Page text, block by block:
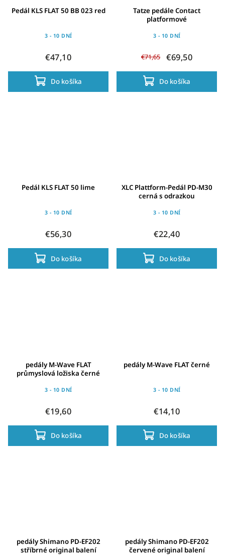
Pedál KLS FLAT 50 BB 023 red
3 - 10 DNÍ
€47,10
Do košíka
Tatze pedále Contact
platformové
3 - 10 DNÍ
€71,65 €69,50
Do košíka
Pedál KLS FLAT 50 lime
3 - 10 DNÍ
€56,30
Do košíka
XLC Plattform-Pedál PD-M30
cerná s odrazkou
3 - 10 DNÍ
€22,40
Do košíka
pedály M-Wave FLAT
průmyslová ložiska černé
3 - 10 DNÍ
€19,60
Do košíka
pedály M-Wave FLAT černé
3 - 10 DNÍ
€14,10
Do košíka
pedály Shimano PD-EF202
stříbrné original balení
pedály Shimano PD-EF202
červené original balení